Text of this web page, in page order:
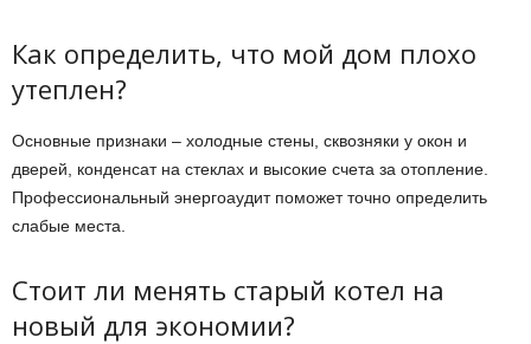
Как определить, что мой дом плохо
утеплен?
Основные признаки – холодные стены, сквозняки у окон и
дверей, конденсат на стеклах и высокие счета за отопление.
Профессиональный энергоаудит поможет точно определить
слабые места.
Стоит ли менять старый котел на
новый для экономии?